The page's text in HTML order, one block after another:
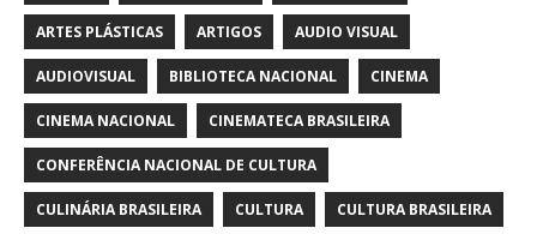
ARTES PLÁSTICAS ARTIGOS AUDIO VISUAL
AUDIOVISUAL BIBLIOTECA NACIONAL CINEMA
CINEMA NACIONAL CINEMATECA BRASILEIRA
CONFERÊNCIA NACIONAL DE CULTURA
CULINÁRIA BRASILEIRA CULTURA CULTURA BRASILEIRA